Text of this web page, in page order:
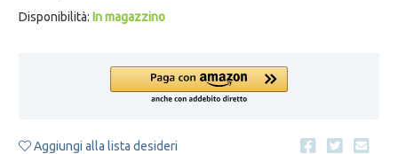
Disponibilità: In magazzino
Aggiungi alla lista desideri